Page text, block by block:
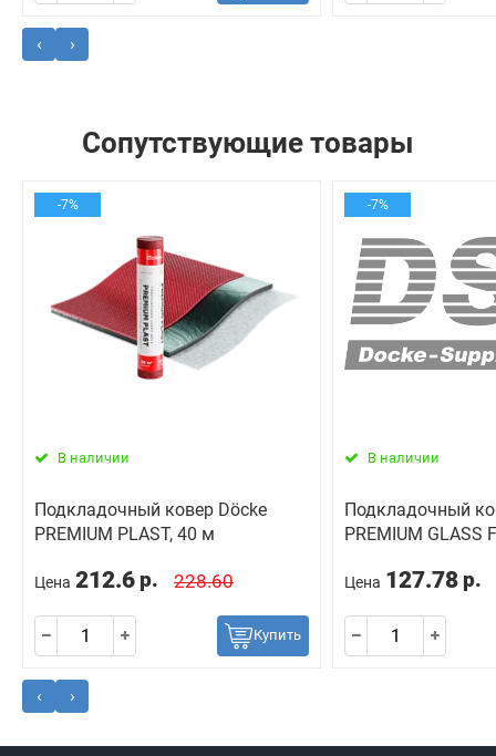
‹ ›
Сопутствующие товары
-7%
В наличии
Подкладочный ковер Dӧcke
PREMIUM PLAST, 40 м
Цена 212.6 р. 228.60
Купить
-7%
В наличии
Подкладочный
PREMIUM GLASS
Цена 127.78 р.
‹ ›